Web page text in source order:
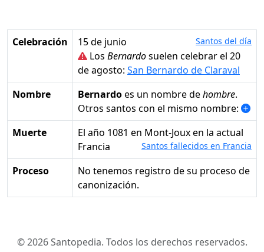
Celebración 15 de junio Santos del día
Los Bernardosuelen celebrar el 20
de agosto: San Bernardo de Claraval
Nombre
Bernardoes un nombre dehombre.
Otros santos con el mismo nombre:
Muerte
el año 1081 en Mont-Joux en la actual
Francia
Santos fallecidos en Francia
Proceso
No tenemos registro de su proceso de
canonización.
© 2026 Santopedia. Todos los derechos reservados.